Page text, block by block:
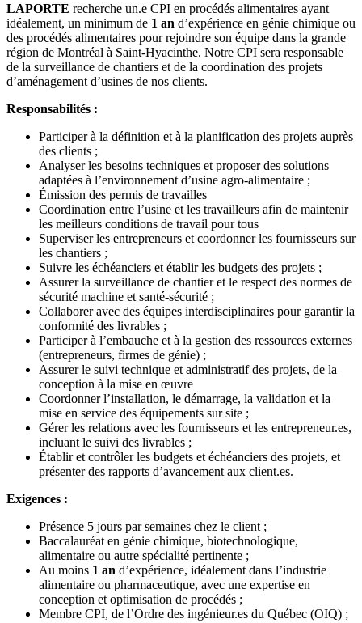
LAPORTE recherche un.e CPI en procédés alimentaires ayant
idéalement, un minimum de 1 an d’expérience en génie chimique ou
des procédés alimentaires pour rejoindre son équipe dans la grande
région de Montréal à Saint-Hyacinthe. Notre CPI sera responsable
de la surveillance de chantiers et de la coordination des projets
d’aménagement d’usines de nos clients.
Responsabilités :
Participer à la définition et à la planification des projets auprès
des clients ;
Analyser les besoins techniques et proposer des solutions
adaptées à l’environnement d’usine agro-alimentaire ;
Émission des permis de travailles
Coordination entre l’usine et les travailleurs afin de maintenir
les meilleurs conditions de travail pour tous
Superviser les entrepreneurs et coordonner les fournisseurs sur
les chantiers ;
Suivre les échéanciers et établir les budgets des projets ;
Assurer la surveillance de chantier et le respect des normes de
sécurité machine et santé-sécurité ;
Collaborer avec des équipes interdisciplinaires pour garantir la
conformité des livrables ;
Participer à l’embauche et à la gestion des ressources externes
(entrepreneurs, firmes de génie) ;
Assurer le suivi technique et administratif des projets, de la
conception à la mise en œuvre
Coordonner l’installation, le démarrage, la validation et la
mise en service des équipements sur site ;
Gérer les relations avec les fournisseurs et les entrepreneur.es,
incluant le suivi des livrables ;
Établir et contrôler les budgets et échéanciers des projets, et
présenter des rapports d’avancement aux client.es.
Exigences :
Présence 5 jours par semaines chez le client ;
Baccalauréat en génie chimique, biotechnologique,
alimentaire ou autre spécialité pertinente ;
Au moins 1 an d’expérience, idéalement dans l’industrie
alimentaire ou pharmaceutique, avec une expertise en
conception et optimisation de procédés ;
Membre CPI, de l’Ordre des ingénieur.es du Québec (OIQ) ;